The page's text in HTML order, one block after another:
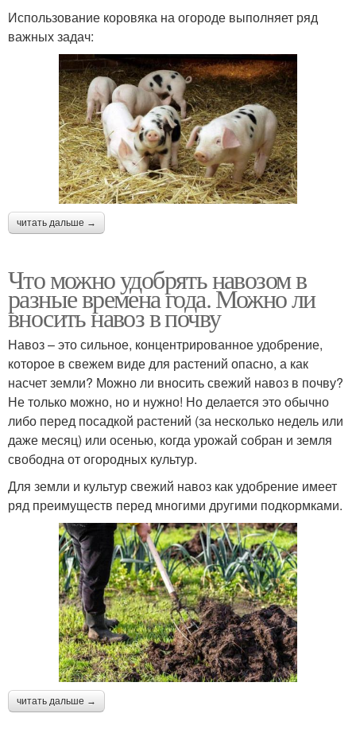
Использование коровяка на огороде выполняет ряд
важных задач:
читать дальше →
Что можно удобрять навозом в
разные времена года. Можно ли
вносить навоз в почву
Навоз – это сильное, концентрированное удобрение,
которое в свежем виде для растений опасно, а как
насчет земли? Можно ли вносить свежий навоз в почву?
Не только можно, но и нужно! Но делается это обычно
либо перед посадкой растений (за несколько недель или
даже месяц) или осенью, когда урожай собран и земля
свободна от огородных культур.
Для земли и культур свежий навоз как удобрение имеет
ряд преимуществ перед многими другими подкормками.
читать дальше →